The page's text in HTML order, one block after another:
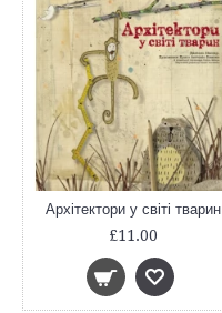
Архітектори у світі тварин
£11.00